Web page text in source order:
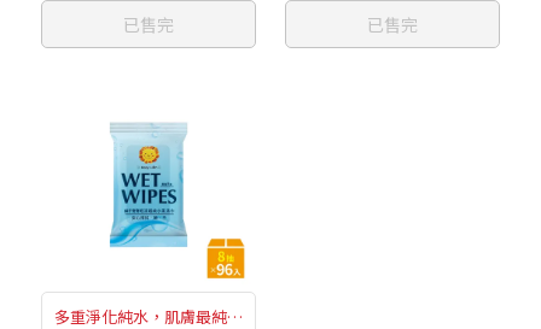
已售完 已售完
多重淨化純水，肌膚最純淨